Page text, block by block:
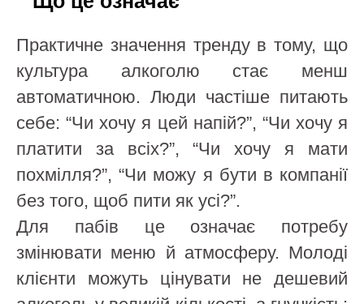
Практичне значення тренду в тому, що
культура алкоголю стає менш
автоматичною. Люди частіше питають
себе: “Чи хочу я цей напій?”, “Чи хочу я
платити за всіх?”, “Чи хочу я мати
похмілля?”, “Чи можу я бути в компанії
без того, щоб пити як усі?”.
Для пабів це означає потребу
змінювати меню й атмосферу. Молоді
клієнти можуть цінувати не дешевий